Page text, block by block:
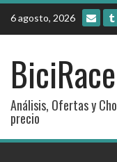
Skip
content
6 agosto, 2026
BiciRace
Análisis, Ofertas y
precio